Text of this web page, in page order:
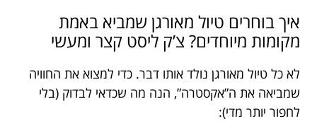
איך בוחרים טיול מאורגן שמביא באמת
מקומות מיוחדים? צ’ק ליסט קצר ומעשי
לא כל טיול מאורגן נולד אותו דבר. כדי למצוא את החוויה
שמביאה את ה”אקסטרה”, הנה מה שכדאי לבדוק (בלי
לחפור יותר מדי):